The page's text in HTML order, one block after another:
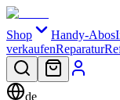
Shop Handy-Abos
verkaufenReparatur
de